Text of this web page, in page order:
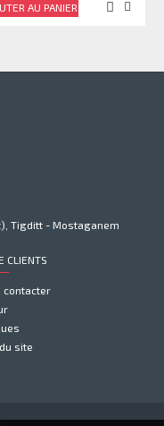
AU PANIER
Tigditt - Mostaganem
CLIENTS
contacter
site